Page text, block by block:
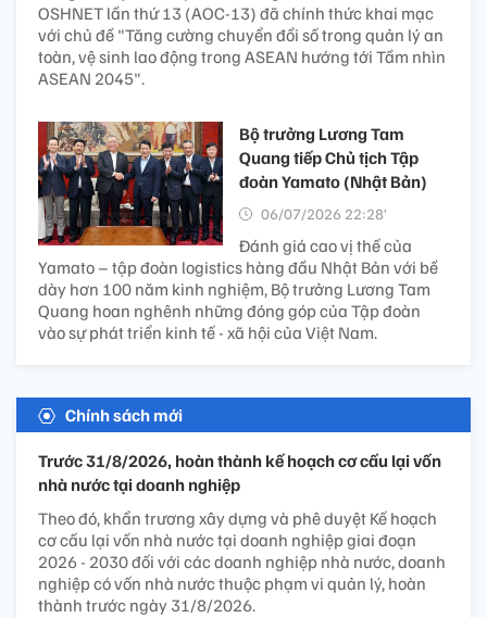
OSHNET lần thứ 13 (AOC-13) đã chính thức khai mạc
với chủ đề "Tăng cường chuyển đổi số trong quản lý an
toàn, vệ sinh lao động trong ASEAN hướng tới Tầm nhìn
ASEAN 2045".
Bộ trưởng Lương Tam
Quang tiếp Chủ tịch Tập
đoàn Yamato (Nhật Bản)
06/07/2026 22:28’
Đánh giá cao vị thế của
Yamato – tập đoàn logistics hàng đầu Nhật Bản với bề
dày hơn 100 năm kinh nghiệm, Bộ trưởng Lương Tam
Quang hoan nghênh những đóng góp của Tập đoàn
vào sự phát triển kinh tế - xã hội của Việt Nam.
Chính sách mới
Trước 31/8/2026, hoàn thành kế hoạch cơ cấu lại vốn
nhà nước tại doanh nghiệp
Theo đó, khẩn trương xây dựng và phê duyệt Kế hoạch
cơ cấu lại vốn nhà nước tại doanh nghiệp giai đoạn
2026 - 2030 đối với các doanh nghiệp nhà nước, doanh
nghiệp có vốn nhà nước thuộc phạm vi quản lý, hoàn
thành trước ngày 31/8/2026.